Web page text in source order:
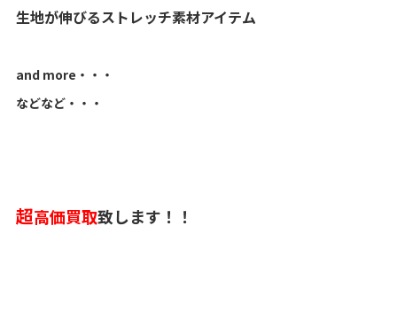
生地が伸びるストレッチ素材アイテム
and more・・・
などなど・・・
超高価買取致します！！